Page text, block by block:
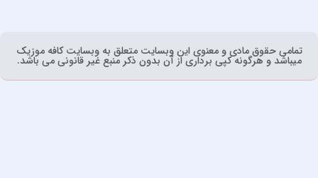
امیرحسین افتخاری
امیرعلی حمیدی
تمامی حقوق مادی و معنوی اين وبسايت متعلق به وبسایت کافه موزیک
ميباشد و هرگونه کپی برداری از آن بدون ذکر منبع غیر قانونی می باشد.